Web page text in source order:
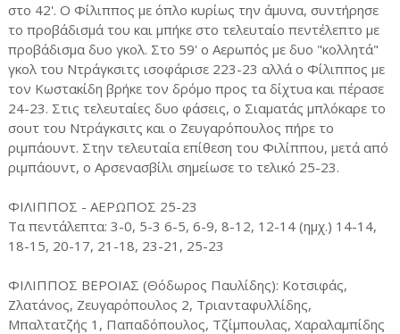
στο 42'. Ο Φίλιππος με όπλο κυρίως την άμυνα, συντήρησε
το προβάδισμά του και μπήκε στο τελευταίο πεντέλεπτο με
προβάδισμα δυο γκολ. Στο 59' ο Αερωπός με δυο "κολλητά"
γκολ του Ντράγκσιτς ισοφάρισε 223-23 αλλά ο Φίλιππος με
τον Κωστακίδη βρήκε τον δρόμο προς τα δίχτυα και πέρασε
24-23. Στις τελευταίες δυο φάσεις, ο Σιαματάς μπλόκαρε το
σουτ του Ντράγκσιτς και ο Ζευγαρόπουλος πήρε το
ριμπάουντ. Στην τελευταία επίθεση του Φιλίππου, μετά από
ριμπάουντ, ο Αρσενασβίλι σημείωσε το τελικό 25-23.
ΦΙΛΙΠΠΟΣ - ΑΕΡΩΠΟΣ 25-23
Τα πεντάλεπτα: 3-0, 5-3 6-5, 6-9, 8-12, 12-14 (ημχ.) 14-14,
18-15, 20-17, 21-18, 23-21, 25-23
ΦΙΛΙΠΠΟΣ ΒΕΡΟΙΑΣ (Θόδωρος Παυλίδης): Κοτσιφάς,
Ζλατάνος, Ζευγαρόπουλος 2, Τριανταφυλλίδης,
Μπαλτατζής 1, Παπαδόπουλος, Τζίμπουλας, Χαραλαμπίδης